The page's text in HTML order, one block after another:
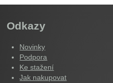
Odkazy
Novinky
Podpora
Ke stažení
Jak nakupovat